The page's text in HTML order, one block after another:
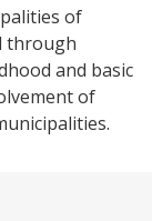
of
through
and basic
of